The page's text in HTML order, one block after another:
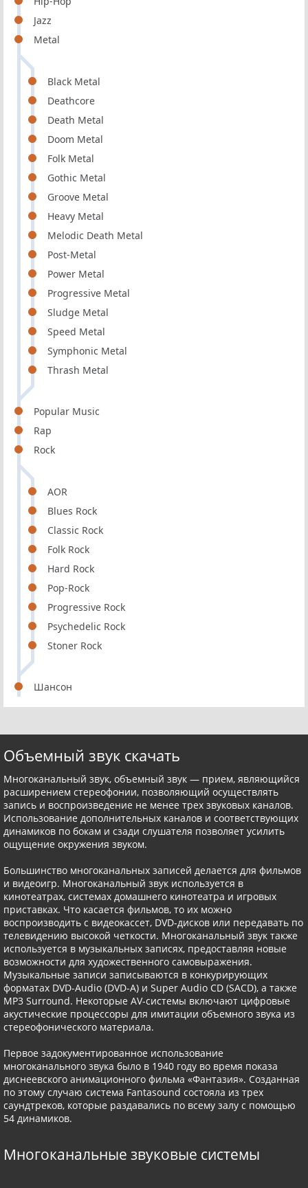
Jazz
Metal
Black Metal
Deathcore
Death Metal
Doom Metal
Folk Metal
Gothic Metal
Groove Metal
Heavy Metal
Melodic Death Metal
Post-Metal
Power Metal
Progressive Metal
Sludge Metal
Speed Metal
Symphonic Metal
Thrash Metal
Popular Music
Rap
Rock
AOR
Blues Rock
Classic Rock
Folk Rock
Hard Rock
Pop-Rock
Progressive Rock
Psychedelic Rock
Stoner Rock
Шансон
Объемный звук скачать
Многоканальный звук, объемный звук — прием, являющийся
расширением стереофонии, позволяющий осуществлять
запись и воспроизведение не менее трех звуковых каналов.
Использование дополнительных каналов и соответствующих
динамиков по бокам и сзади слушателя позволяет усилить
ощущение окружения звуком.
Большинство многоканальных записей делается для фильмов
и видеоигр. Многоканальный звук используется в
кинотеатрах, системах домашнего кинотеатра и игровых
приставках. Что касается фильмов, то их можно
воспроизводить с видеокассет, DVD-дисков или передавать по
телевидению высокой четкости. Многоканальный звук также
используется в музыкальных записях, предоставляя новые
возможности для художественного самовыражения.
Музыкальные записи записываются в конкурирующих
форматах DVD-Audio (DVD-A) и Super Audio CD (SACD), а также
MP3 Surround. Некоторые AV-системы включают цифровые
акустические процессоры для имитации объемного звука из
стереофонического материала.
Первое задокументированное использование
многоканального звука было в 1940 году во время показа
диснеевского анимационного фильма «Фантазия». Созданная
по этому случаю система Fantasound состояла из трех
саундтреков, которые раздавались по всему залу с помощью
54 динамиков.
Многоканальные звуковые системы